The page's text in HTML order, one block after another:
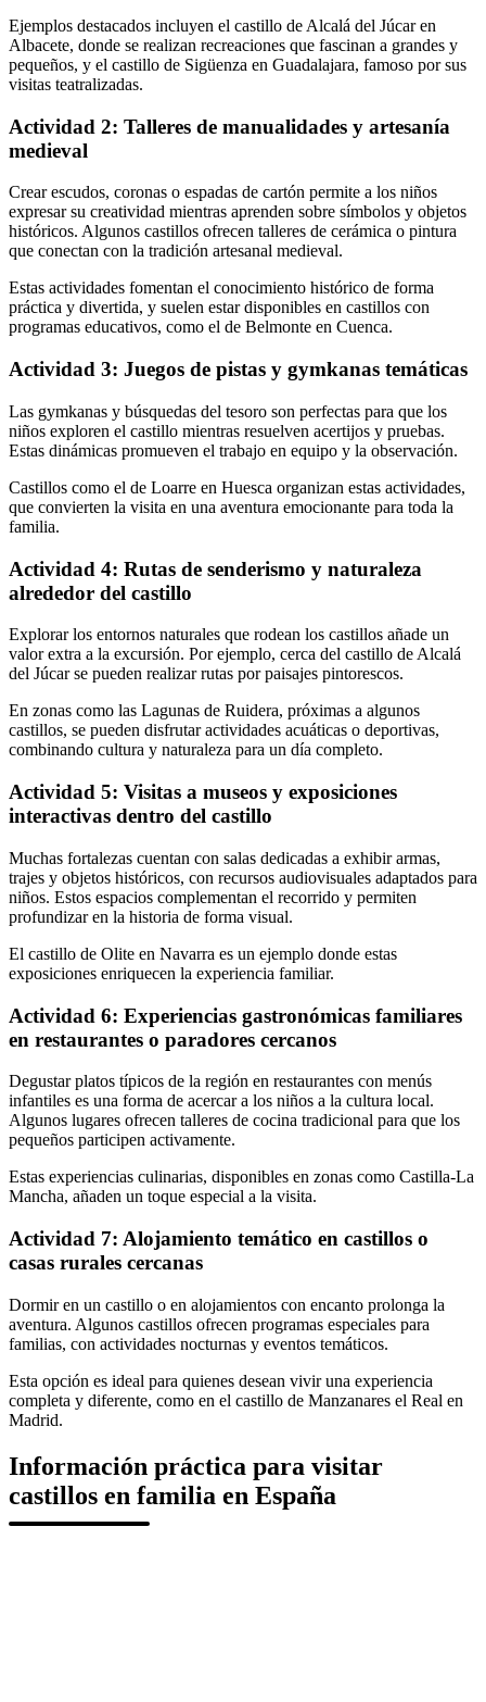
Ejemplos destacados incluyen el castillo de Alcalá del Júcar en
Albacete, donde se realizan recreaciones que fascinan a grandes y
pequeños, y el castillo de Sigüenza en Guadalajara, famoso por sus
visitas teatralizadas.
Actividad 2: Talleres de manualidades y artesanía
medieval
Crear escudos, coronas o espadas de cartón permite a los niños
expresar su creatividad mientras aprenden sobre símbolos y objetos
históricos. Algunos castillos ofrecen talleres de cerámica o pintura
que conectan con la tradición artesanal medieval.
Estas actividades fomentan el conocimiento histórico de forma
práctica y divertida, y suelen estar disponibles en castillos con
programas educativos, como el de Belmonte en Cuenca.
Actividad 3: Juegos de pistas y gymkanas temáticas
Las gymkanas y búsquedas del tesoro son perfectas para que los
niños exploren el castillo mientras resuelven acertijos y pruebas.
Estas dinámicas promueven el trabajo en equipo y la observación.
Castillos como el de Loarre en Huesca organizan estas actividades,
que convierten la visita en una aventura emocionante para toda la
familia.
Actividad 4: Rutas de senderismo y naturaleza
alrededor del castillo
Explorar los entornos naturales que rodean los castillos añade un
valor extra a la excursión. Por ejemplo, cerca del castillo de Alcalá
del Júcar se pueden realizar rutas por paisajes pintorescos.
En zonas como las Lagunas de Ruidera, próximas a algunos
castillos, se pueden disfrutar actividades acuáticas o deportivas,
combinando cultura y naturaleza para un día completo.
Actividad 5: Visitas a museos y exposiciones
interactivas dentro del castillo
Muchas fortalezas cuentan con salas dedicadas a exhibir armas,
trajes y objetos históricos, con recursos audiovisuales adaptados para
niños. Estos espacios complementan el recorrido y permiten
profundizar en la historia de forma visual.
El castillo de Olite en Navarra es un ejemplo donde estas
exposiciones enriquecen la experiencia familiar.
Actividad 6: Experiencias gastronómicas familiares
en restaurantes o paradores cercanos
Degustar platos típicos de la región en restaurantes con menús
infantiles es una forma de acercar a los niños a la cultura local.
Algunos lugares ofrecen talleres de cocina tradicional para que los
pequeños participen activamente.
Estas experiencias culinarias, disponibles en zonas como Castilla-La
Mancha, añaden un toque especial a la visita.
Actividad 7: Alojamiento temático en castillos o
casas rurales cercanas
Dormir en un castillo o en alojamientos con encanto prolonga la
aventura. Algunos castillos ofrecen programas especiales para
familias, con actividades nocturnas y eventos temáticos.
Esta opción es ideal para quienes desean vivir una experiencia
completa y diferente, como en el castillo de Manzanares el Real en
Madrid.
Información práctica para visitar
castillos en familia en España